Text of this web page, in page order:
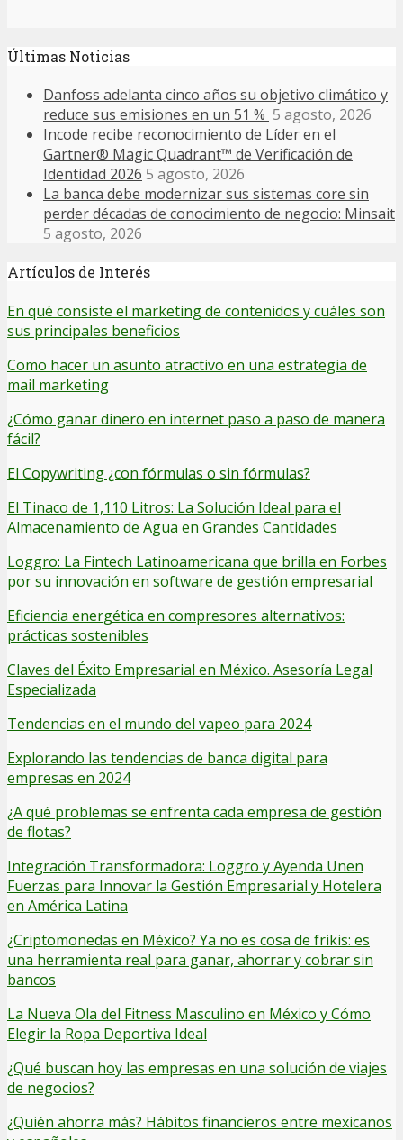
Últimas Noticias
Danfoss adelanta cinco años su objetivo climático y
reduce sus emisiones en un 51 % 5 agosto, 2026
Incode recibe reconocimiento de Líder en el
Gartner® Magic Quadrant™ de Verificación de
Identidad 2026 5 agosto, 2026
La banca debe modernizar sus sistemas core sin
perder décadas de conocimiento de negocio: Minsait
5 agosto, 2026
Artículos de Interés
En qué consiste el marketing de contenidos y cuáles son
sus principales beneficios
Como hacer un asunto atractivo en una estrategia de
mail marketing
¿Cómo ganar dinero en internet paso a paso de manera
fácil?
El Copywriting ¿con fórmulas o sin fórmulas?
El Tinaco de 1,110 Litros: La Solución Ideal para el
Almacenamiento de Agua en Grandes Cantidades
Loggro: La Fintech Latinoamericana que brilla en Forbes
por su innovación en software de gestión empresarial
Eficiencia energética en compresores alternativos:
prácticas sostenibles
Claves del Éxito Empresarial en México. Asesoría Legal
Especializada
Tendencias en el mundo del vapeo para 2024
Explorando las tendencias de banca digital para
empresas en 2024
¿A qué problemas se enfrenta cada empresa de gestión
de flotas?
Integración Transformadora: Loggro y Ayenda Unen
Fuerzas para Innovar la Gestión Empresarial y Hotelera
en América Latina
¿Criptomonedas en México? Ya no es cosa de frikis: es
una herramienta real para ganar, ahorrar y cobrar sin
bancos
La Nueva Ola del Fitness Masculino en México y Cómo
Elegir la Ropa Deportiva Ideal
¿Qué buscan hoy las empresas en una solución de viajes
de negocios?
¿Quién ahorra más? Hábitos financieros entre mexicanos